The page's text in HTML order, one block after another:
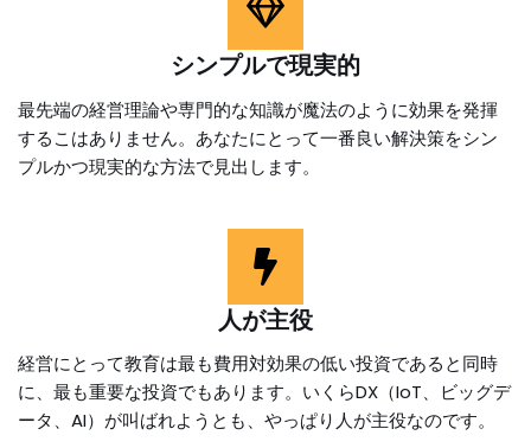
シンプルで現実的
最先端の経営理論や専門的な知識が魔法のように効果を発揮
するこはありません。あなたにとって一番良い解決策をシン
プルかつ現実的な方法で見出します。
人が主役
経営にとって教育は最も費用対効果の低い投資であると同時
に、最も重要な投資でもあります。いくらDX（IoT、ビッグデ
ータ、AI）が叫ばれようとも、やっぱり人が主役なのです。